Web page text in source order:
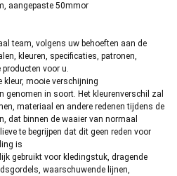
aangepaste 50mmor
team, volgens uw behoeften aan de
kleuren, specificaties, patronen,
voor u.
kleur, mooie verschijning
genomen in soort. Het kleurenverschil zal
materiaal en andere redenen tijdens de
dat binnen de waaier van normaal
te begrijpen dat dit geen reden voor
is
gebruikt voor kledingstuk, dragende
waarschuwende lijnen,